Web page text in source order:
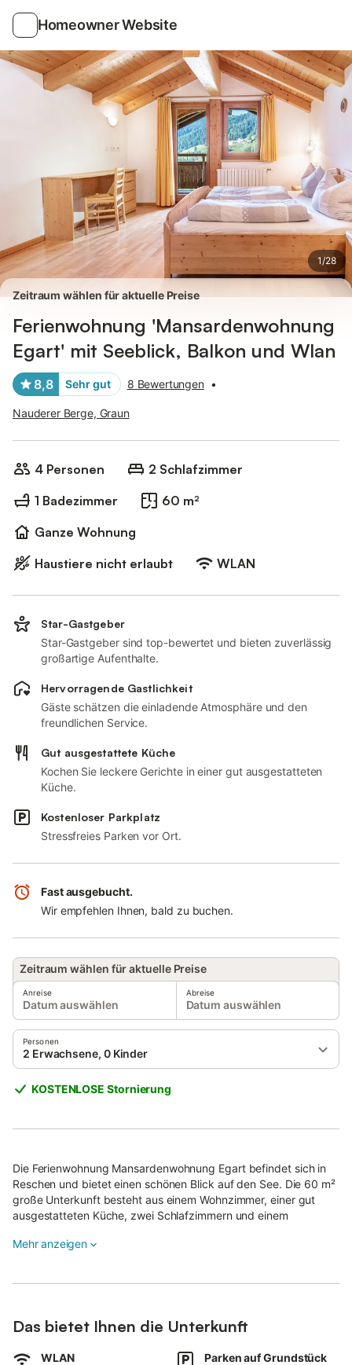
Homeowner Website
1/28
Bilder Ausstattung Bewertungen
Zeitraum wählen für aktuelle Preise
Ferienwohnung 'Mansardenwohnung
Egart' mit Seeblick, Balkon und Wlan
8,8 Sehr gut 8 Bewertungen •
Nauderer Berge, Graun
4 Personen
2 Schlafzimmer
1 Badezimmer
60 m²
Ganze Wohnung
Haustiere nicht erlaubt
WLAN
Star-Gastgeber
Star-Gastgeber sind top-bewertet und bieten zuverlässig
großartige Aufenthalte.
Hervorragende Gastlichkeit
Gäste schätzen die einladende Atmosphäre und den
freundlichen Service.
Gut ausgestattete Küche
Kochen Sie leckere Gerichte in einer gut ausgestatteten
Küche.
Kostenloser Parkplatz
Stressfreies Parken vor Ort.
Fast ausgebucht.
Wir empfehlen Ihnen, bald zu buchen.
Zeitraum wählen für aktuelle Preise
Anreise
Datum auswählen
Abreise
Datum auswählen
Personen
2 Erwachsene, 0 Kinder
KOSTENLOSE Stornierung
Die Ferienwohnung Mansardenwohnung Egart befindet sich in
Reschen und bietet einen schönen Blick auf den See. Die 60 m²
große Unterkunft besteht aus einem Wohnzimmer, einer gut
ausgestatteten Küche, zwei Schlafzimmern und einem
Das Ferienhaus verfügt über einen privaten Balkon, der sich
ideal für abendliche Entspannung eignet. Öffentliche
Verkehrsmittel sind fußläufig erreichbar.
Mehr anzeigen
Das bietet Ihnen die Unterkunft
WLAN Parken auf Grundstück